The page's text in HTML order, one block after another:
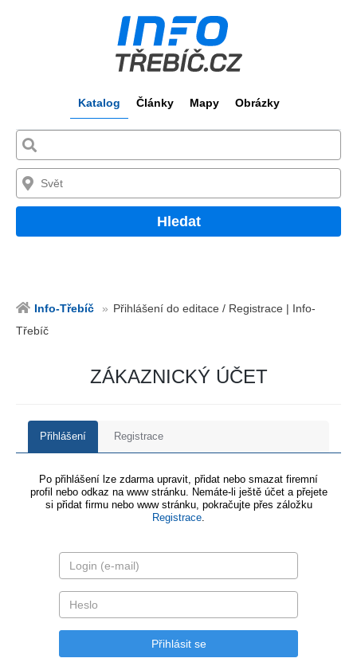
Katalog Články Mapy Obrázky
Hledat
Info-Třebíč
Přihlášení do editace / Registrace | Info-
Třebíč
ZÁKAZNICKÝ ÚČET
Přihlášení Registrace
Po přihlášení lze zdarma upravit, přidat nebo smazat firemní
profil nebo odkaz na www stránku. Nemáte-li ještě účet a přejete
si přidat firmu nebo www stránku, pokračujte přes záložku
Registrace.